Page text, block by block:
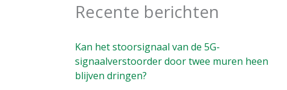
Recente berichten
Kan het stoorsignaal van de 5G-
signaalverstoorder door twee muren heen
blijven dringen?